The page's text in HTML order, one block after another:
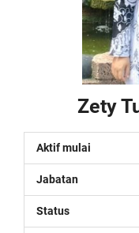
Zety
Aktif mulai
Jabatan
Status